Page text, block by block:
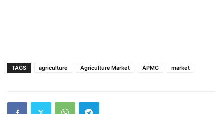
TAGS agriculture Agriculture Market APMC market